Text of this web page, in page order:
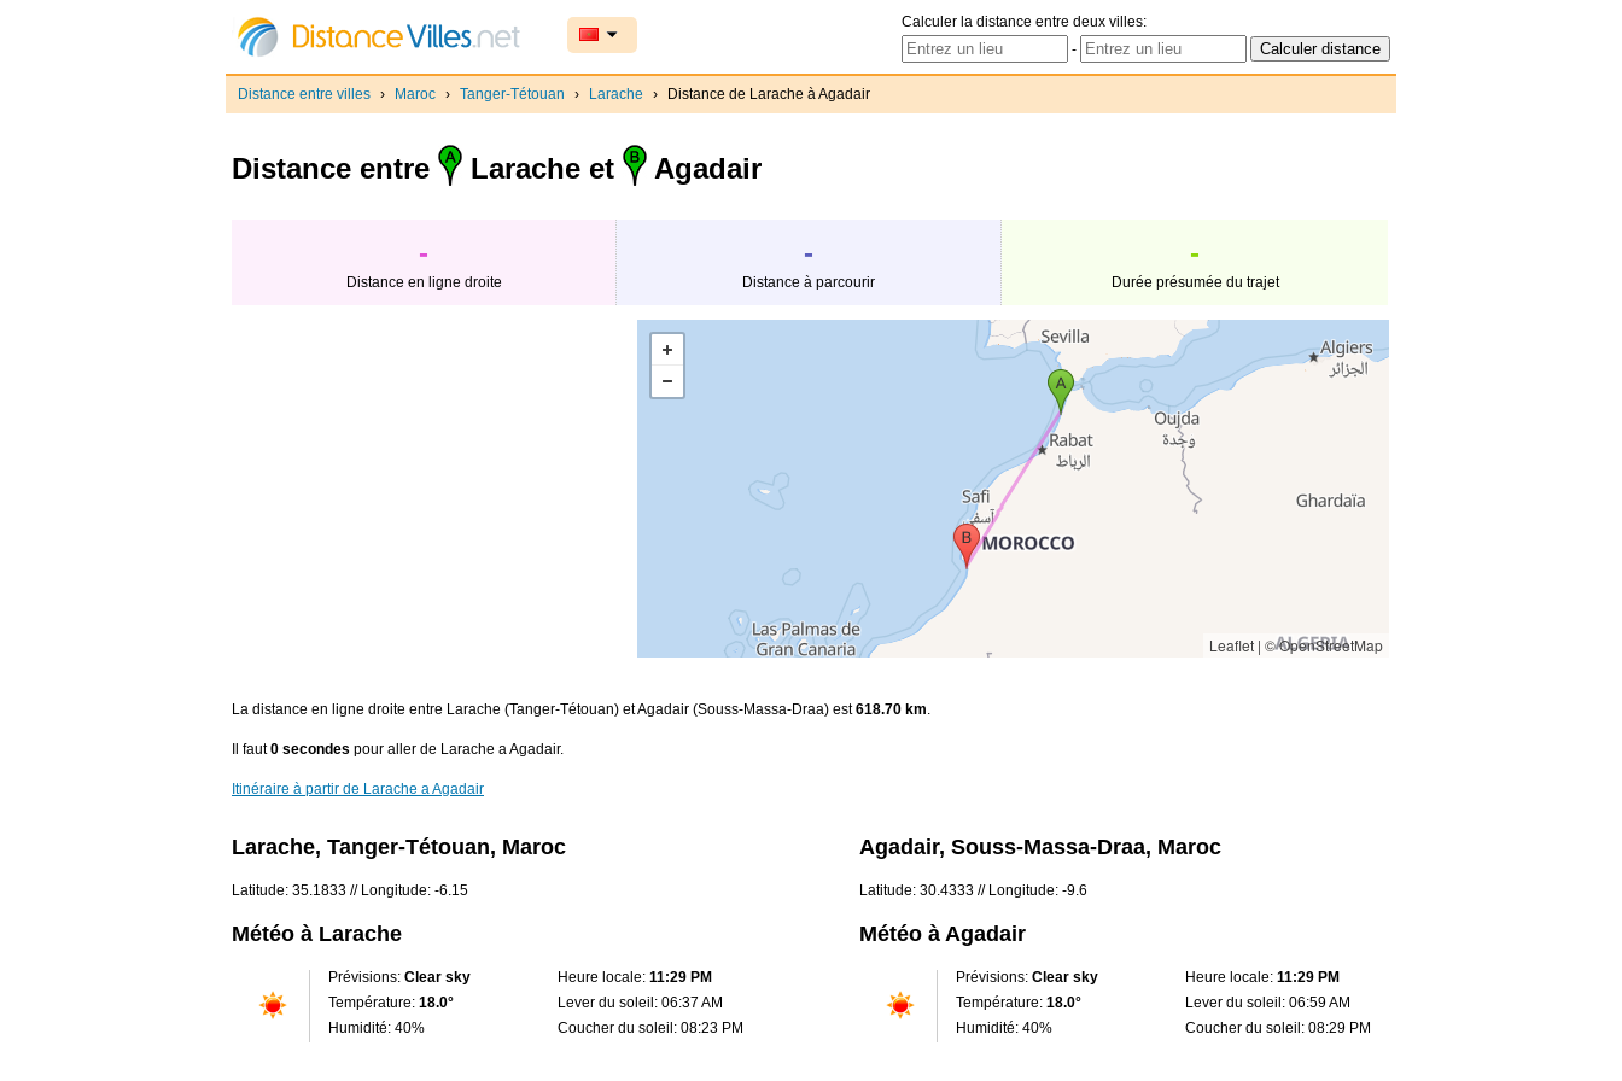
Calculer la distance entre deux villes:
-
Distance entre villes › Maroc › Tanger-Tétouan › Larache › Distance de Larache à Agadair
Distance entre Larache et Agadair
-
Distance en ligne droite
-
Distance à parcourir
-
Durée présumée du trajet
Leaflet | © OpenStreetMap
La distance en ligne droite entre Larache (Tanger-Tétouan) et Agadair (Souss-Massa-Draa) est618.70 km.
Il faut0 secondes pour aller de Larache a Agadair.
Itinéraire à partir de Larache a Agadair
Larache, Tanger-Tétouan, Maroc
Latitude: 35.1833 // Longitude: -6.15
Météo à Larache
Prévisions: Clear sky
Température: 18.0°
Humidité: 40%
Heure locale: 11:29 PM
Lever du soleil: 06:37 AM
Coucher du soleil: 08:23 PM
Agadair, Souss-Massa-Draa, Maroc
Latitude: 30.4333 // Longitude: -9.6
Météo à Agadair
Prévisions: Clear sky
Température: 18.0°
Humidité: 40%
Heure locale: 11:29 PM
Lever du soleil: 06:59 AM
Coucher du soleil: 08:29 PM